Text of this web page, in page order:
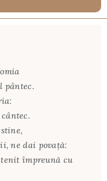
pântec.
ne dai povaţă:
împreună cu